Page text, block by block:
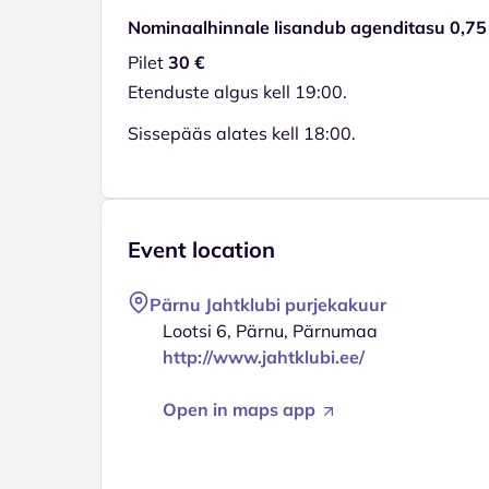
Nominaalhinnale lisandub agenditasu
Pilet 30 €
Etenduste algus kell 19:00.
Sissepääs alates kell 18:00.
Event location
Pärnu Jahtklubi purjekakuur
Lootsi 6, Pärnu, Pärnumaa
http://www.jahtklubi.ee/
Open in maps app